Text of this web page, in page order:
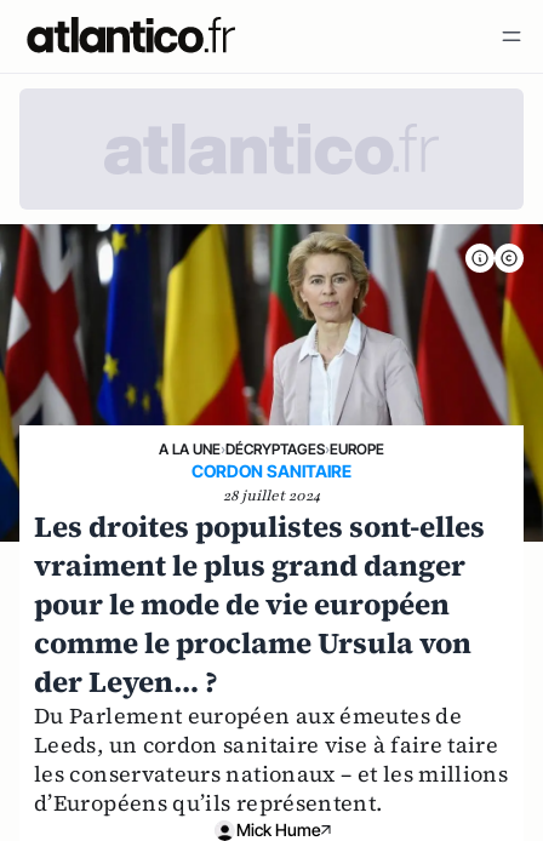
A LA UNE›DÉCRYPTAGES›EUROPE
CORDON SANITAIRE
28 juillet 2024
Les droites populistes sont-elles
vraiment le plus grand danger
pour le mode de vie européen
comme le proclame Ursula von
der Leyen… ?
Du Parlement européen aux émeutes de
Leeds, un cordon sanitaire vise à faire taire
les conservateurs nationaux – et les millions
d’Européens qu’ils représentent.
Mick Hume